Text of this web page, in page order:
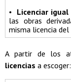
• Licenciar igual
las obras
misma licencia
A partir de los
licencias a escoger: